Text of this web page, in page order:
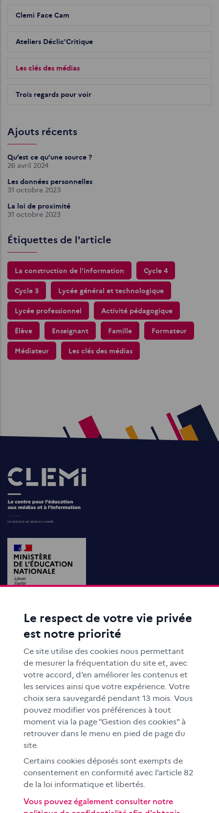
Clemi Face Cam
Ateliers Déclic'Critique
Les clés des médias
Trois regards pour voir
Ajouts récents
Qu’est ce qu’une source ?
26 avril 2024
Les données personnelles
31 octobre 2023
La loi de proximité
31 octobre 2023
Étiquettes de l'article
La construction de l'information Cycle 4
Cycle 3 Lycée général et technologique
Lycée professionnel Activité pédagogique
Élève Enseignant Famille Formateur
Médiateur Les clés des médias
Images
ACTIONS ÉDUCATIVES
FORMATION
RESSOURCES
MÉDIAS SCOLAIRES
FAMILLES
Le CLEMI
En académies
À l'international
CLEMI sup
Espace presse
Le respect de votre vie privée
est notre priorité
Ce site utilise des cookies nous permettant
de mesurer la fréquentation du site et, avec
votre accord, d’en améliorer les contenus et
les services ainsi que votre expérience. Votre
choix sera sauvegardé pendant 13 mois. Vous
pouvez modifier vos préférences à tout
moment via la page "Gestion des cookies" à
retrouver dans le menu en pied de page du
site.
Certains cookies déposés sont exempts de
consentement en conformité avec l’article 82
de la loi informatique et libertés.
Vous pouvez également consulter notre